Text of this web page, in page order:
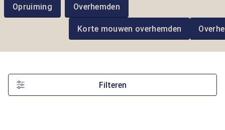
Opruiming Overhemden
Korte mouwen overhemden
Filteren